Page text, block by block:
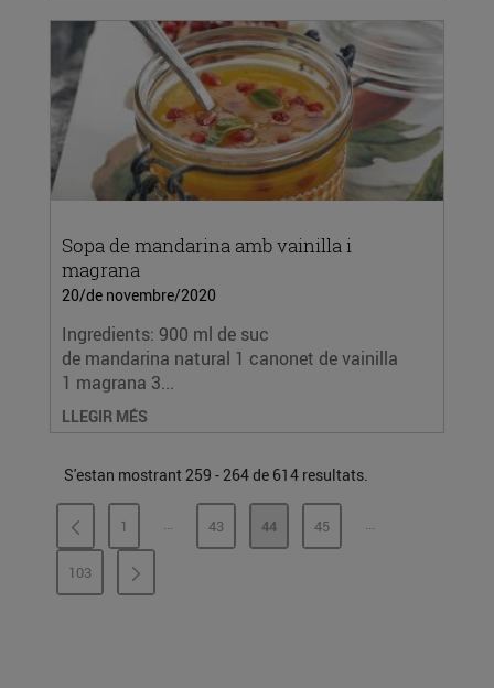
Sopa de mandarina amb vainilla i
magrana
20/de novembre/2020
Ingredients: 900 ml de suc
de mandarina natural 1 canonet de vainilla
1 magrana 3...
LLEGIR MÉS
S'estan mostrant 259 - 264 de 614 resultats.
PÀGINA
1 ...PÀGINES INTERMÈDIES
PÀGINA
43 PÀGINA
44 PÀGINA
45 ...PÀGINES
PÀGINA
103